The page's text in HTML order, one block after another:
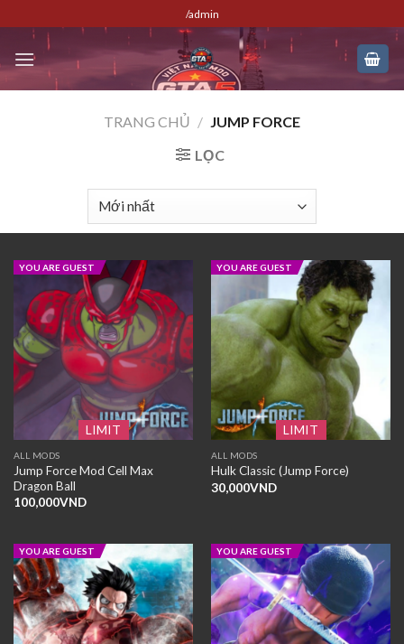
to
content
/admin
TRANG CHỦ / JUMP FORCE
LỌC
LIMIT
YOU ARE GUEST
ALL MODS
Jump Force Mod Cell Max
Dragon Ball
100,000VND
LIMIT
YOU ARE GUEST
ALL MODS
Hulk Classic (Jump Force)
30,000VND
YOU ARE GUEST YOU ARE GUEST